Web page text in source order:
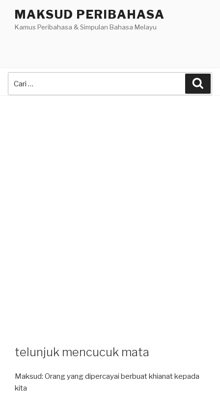
content
MAKSUD PERIBAHASA
Kamus Peribahasa & Simpulan Bahasa Melayu
telunjuk mencucuk mata
Maksud: Orang yang dipercayai berbuat khianat kepada
kita